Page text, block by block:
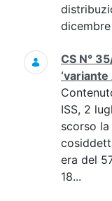
CS N°
ISS, 2
scorso
era del
18...